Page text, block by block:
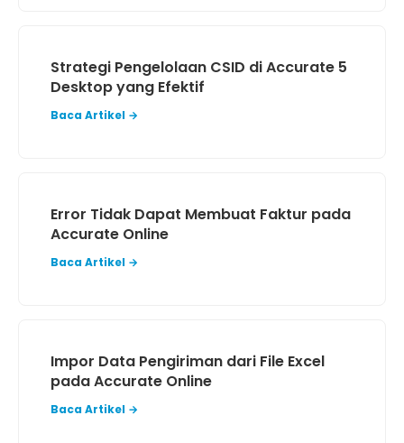
Strategi Pengelolaan CSID di Accurate 5
Desktop yang Efektif
Baca Artikel →
Error Tidak Dapat Membuat Faktur pada
Accurate Online
Baca Artikel →
Impor Data Pengiriman dari File Excel
pada Accurate Online
Baca Artikel →